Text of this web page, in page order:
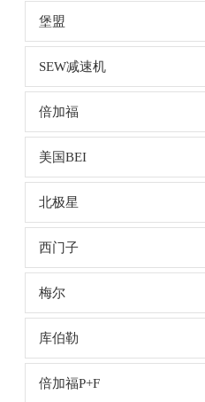
堡盟
SEW减速机
倍加福
美国BEI
北极星
西门子
梅尔
库伯勒
倍加福P+F